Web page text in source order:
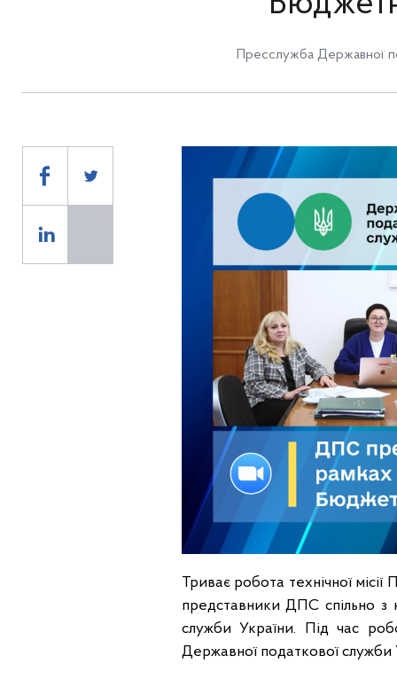
Пресслужба Державної
Триває робота технічної
представники ДПС спільно з
служби України. Під час
Державної податкової служби